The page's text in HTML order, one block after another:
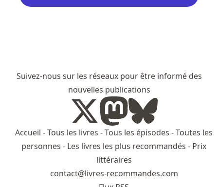
Suivez-nous sur les réseaux pour être informé des
nouvelles publications
Accueil -Tous les livres -Tous les épisodes -Toutes les
personnes - Les livres les plus recommandés - Prix
littéraires
contact@livres-recommandes.com